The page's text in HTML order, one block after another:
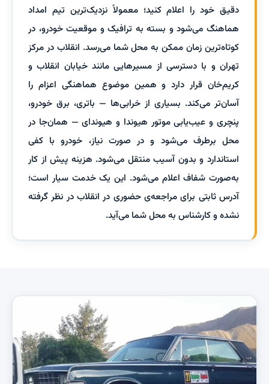
دقیق خود را اعلام کنید؛ معمولاً نزدیک‌ترین تیم امداد
هماهنگ می‌شود و بسته به ترافیک و موقعیت خودرو، در
کوتاه‌ترین زمان ممکن به محل شما می‌رسد. انقلاب در مرکز
تهران و با دسترسی از مسیرهایی مانند خیابان انقلاب و
کریم‌خان قرار دارد و همین موضوع هماهنگی اعزام را
آسان‌تر می‌کند. بسیاری از خرابی‌ها — باتری، برق خودرو،
پنچری و عیب‌یابی موتور هیوندا و هیوندای — همان‌جا در
محل برطرف می‌شود و در صورت نیاز، خودرو با کفی
استاندارد و بدون آسیب منتقل می‌شود. هزینه پیش از کار
به‌صورت شفاف اعلام می‌شود. این یک خدمت سیار است؛
آدرس ثابتی برای مراجعه‌ی حضوری در انقلاب در نظر گرفته
نشده و کارشناس به محل شما می‌آید.